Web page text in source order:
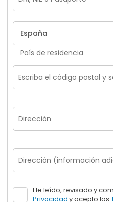
País de residencia
He leído, revisado y
Privacidad y acepto los